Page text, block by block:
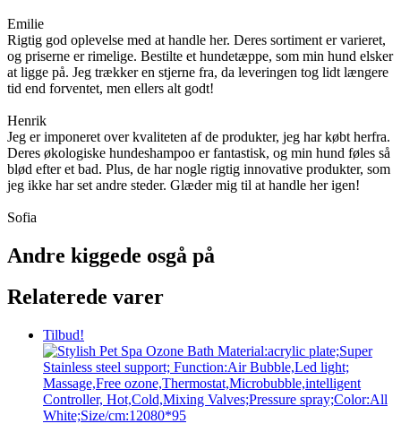
Emilie
Rigtig god oplevelse med at handle her. Deres sortiment er varieret,
og priserne er rimelige. Bestilte et hundetæppe, som min hund elsker
at ligge på. Jeg trækker en stjerne fra, da leveringen tog lidt længere
tid end forventet, men ellers alt godt!
Henrik
Jeg er imponeret over kvaliteten af de produkter, jeg har købt herfra.
Deres økologiske hundeshampoo er fantastisk, og min hund føles så
blød efter et bad. Plus, de har nogle rigtig innovative produkter, som
jeg ikke har set andre steder. Glæder mig til at handle her igen!
Sofia
Andre kiggede osgå på
Relaterede varer
Tilbud!